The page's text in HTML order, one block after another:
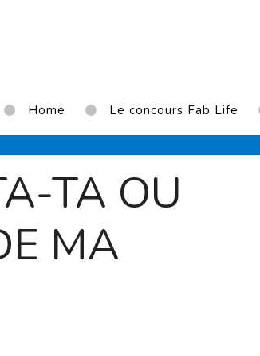
Home Le concours Fab Life
TA OU
MA